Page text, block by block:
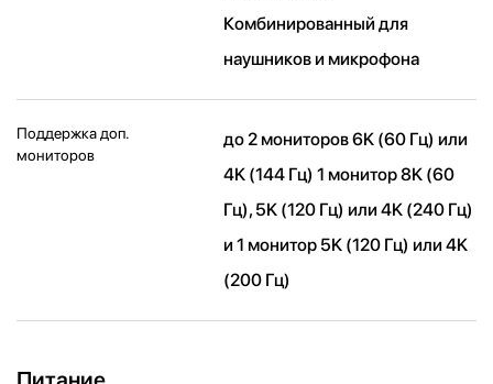
Комбинированный для
наушников и микрофона
Поддержка доп.
мониторов
до 2 мониторов 6K (60 Гц) или
4K (144 Гц) 1 монитор 8K (60
Гц), 5K (120 Гц) или 4K (240 Гц)
и 1 монитор 5K (120 Гц) или 4K
(200 Гц)